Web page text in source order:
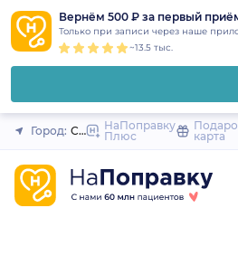
Вернём 500 ₽ за первый
Только при записи через наше
~13.5 тыс.
Закрыть
Город: Санкт-Петербург
НаПоправку
Плюс
карта